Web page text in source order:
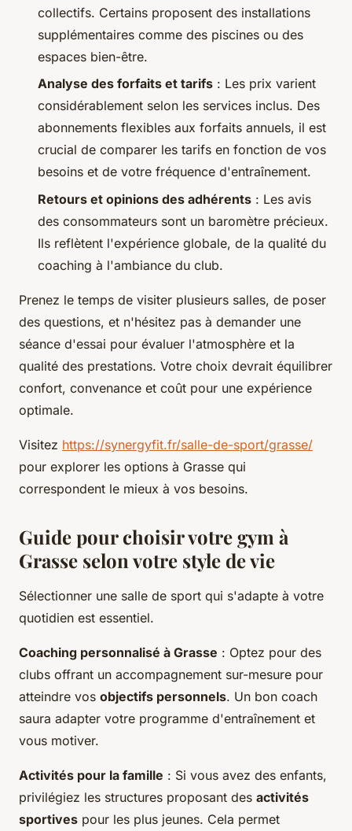
collectifs. Certains proposent des installations
supplémentaires comme des piscines ou des
espaces bien-être.
Analyse des forfaits et tarifs : Les prix varient
considérablement selon les services inclus. Des
abonnements flexibles aux forfaits annuels, il est
crucial de comparer les tarifs en fonction de vos
besoins et de votre fréquence d'entraînement.
Retours et opinions des adhérents : Les avis
des consommateurs sont un baromètre précieux.
Ils reflètent l'expérience globale, de la qualité du
coaching à l'ambiance du club.
Prenez le temps de visiter plusieurs salles, de poser
des questions, et n'hésitez pas à demander une
séance d'essai pour évaluer l'atmosphère et la
qualité des prestations. Votre choix devrait équilibrer
confort, convenance et coût pour une expérience
optimale.
Visitez https://synergyfit.fr/salle-de-sport/grasse/
pour explorer les options à Grasse qui
correspondent le mieux à vos besoins.
Guide pour choisir votre gym à
Grasse selon votre style de vie
Sélectionner une salle de sport qui s'adapte à votre
quotidien est essentiel.
Coaching personnalisé à Grasse : Optez pour des
clubs offrant un accompagnement sur-mesure pour
atteindre vos objectifs personnels. Un bon coach
saura adapter votre programme d'entraînement et
vous motiver.
Activités pour la famille : Si vous avez des enfants,
privilégiez les structures proposant des activités
sportives pour les plus jeunes. Cela permet